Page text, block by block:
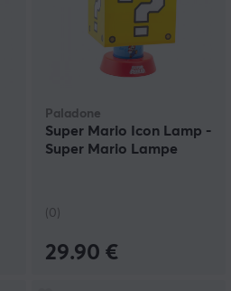
Paladone
Super Mario Icon Lamp -
Super Mario Lampe
(0)
29.90 €